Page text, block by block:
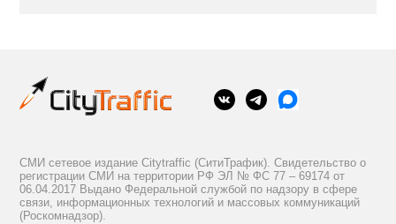
СМИ сетевое издание Citytraffic (СитиТрафик). Свидетельство о
регистрации СМИ на территории РФ ЭЛ № ФС 77 – 69174 от
06.04.2017 Выдано Федеральной службой по надзору в сфере
связи, информационных технологий и массовых коммуникаций
(Роскомнадзор).